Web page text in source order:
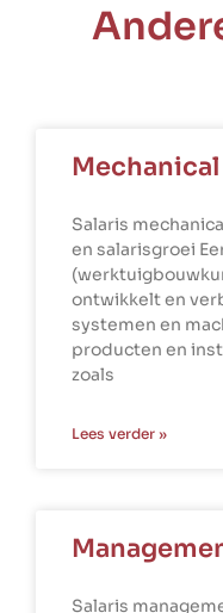
Salaris
en salarisgroei
ontwikkelt en
systemen en
producten en
zoals
Lees verder »
Salaris